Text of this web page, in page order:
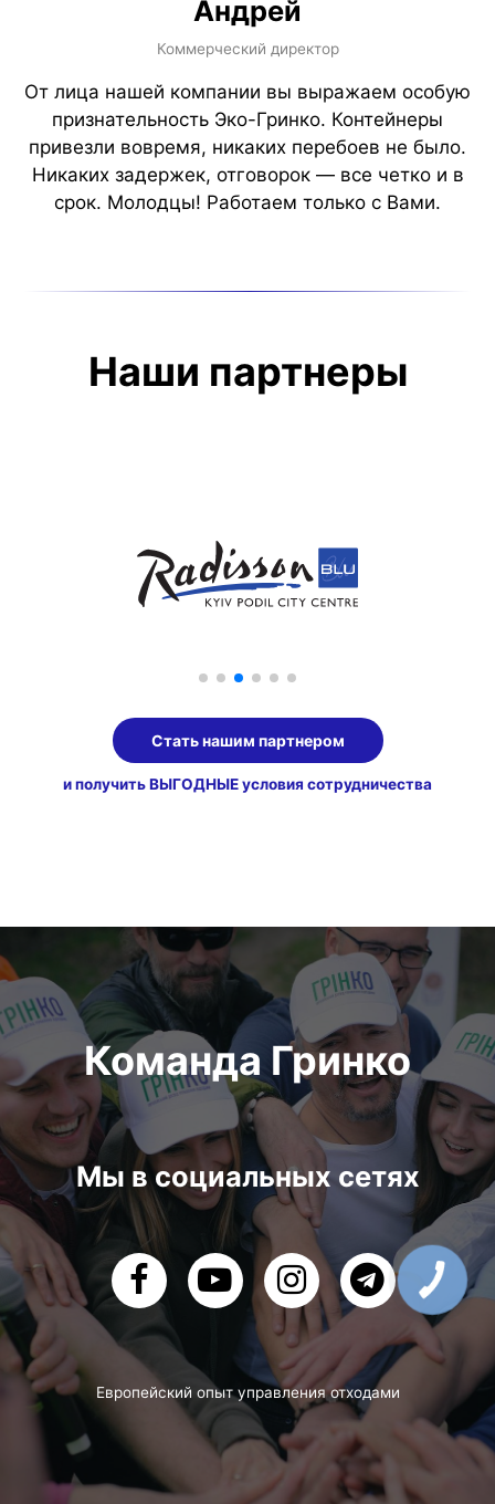
Андрей
Коммерческий директор
От лица нашей компании вы выражаем особую
признательность Эко-Гринко. Контейнеры
привезли вовремя, никаких перебоев не было.
Никаких задержек, отговорок — все четко и в
срок. Молодцы! Работаем только с Вами.
Наши партнеры
Стать нашим партнером
и получить ВЫГОДНЫЕ условия сотрудничества
Команда Гринко
Мы в социальных сетях
Европейский опыт управления отходами